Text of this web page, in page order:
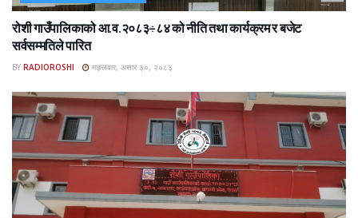
रोशी गाउँपालिकाको आ.व.२०८३÷८४ को नीति तथा कार्यक्रम र बजेट
सर्वसम्मतिले पारित
BY RADIOROSHI मङ्लबार, असार ३०, २०८३